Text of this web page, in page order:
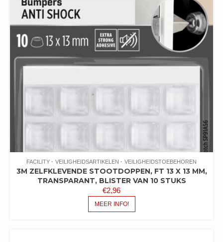
FACILITY VEILIGHEIDSARTIKELEN VEILIGHEIDSTOEBEHOREN
3M ZELFKLEVENDE STOOTDOPPEN, FT 13 X 13 MM,
TRANSPARANT, BLISTER VAN 10 STUKS
€2,96
MEER INFO!